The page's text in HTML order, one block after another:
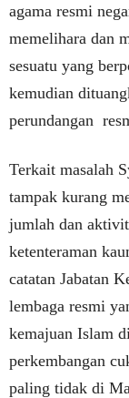
agama resmi
memelihara dan
sesuatu yang
kemudian
perundangan
Terkait masalah
tampak kurang
jumlah dan
ketenteraman
catatan Jabatan
lembaga resmi
kemajuan Islam
perkembangan
paling tidak di